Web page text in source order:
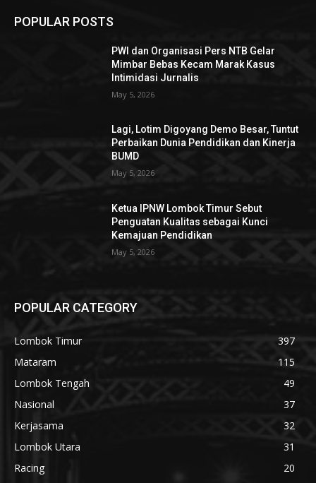
POPULAR POSTS
PWI dan Organisasi Pers NTB Gelar
Mimbar Bebas Kecam Marak Kasus
Intimidasi Jurnalis
May 5, 2026
Lagi, Lotim Digoyang Demo Besar, Tuntut
Perbaikan Dunia Pendidikan dan Kinerja
BUMD
May 5, 2026
Ketua IPNW Lombok Timur Sebut
Penguatan Kualitas sebagai Kunci
Kemajuan Pendidikan
May 5, 2026
POPULAR CATEGORY
Lombok Timur
397
Mataram
115
Lombok Tengah
49
Nasional
37
Kerjasama
32
Lombok Utara
31
Racing
20